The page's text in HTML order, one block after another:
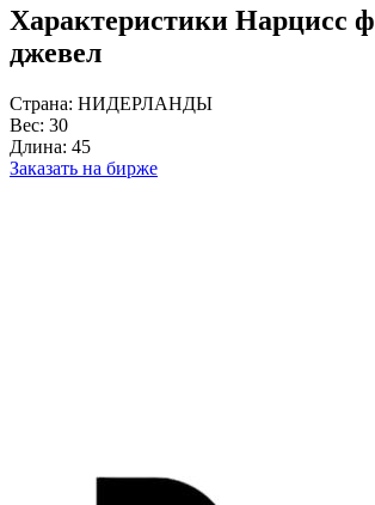
Характеристики Нарцисс
джевел
Страна: НИДЕРЛАНДЫ
Вес: 30
Длина: 45
Заказать на бирже